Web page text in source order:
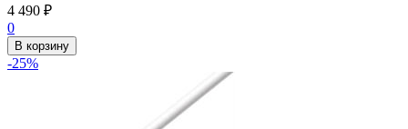
4 490 ₽
0
В корзину
-25%